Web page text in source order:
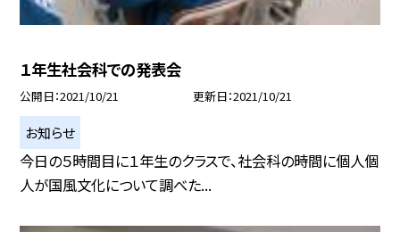
１年生社会科での発表会
公開日 2021/10/21 更新日 2021/10/21
お知らせ
今日の５時間目に１年生のクラスで、社会科の時間に個人個
人が国風文化について調べた...